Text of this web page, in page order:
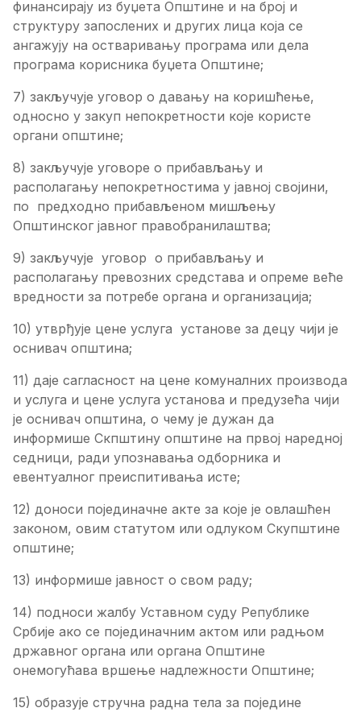
финансирају из буџета Општине и на број и
структуру запослених и других лица која се
ангажују на остваривању програма или дела
програма корисника буџета Општине;
7) закључује уговор о давању на коришћење,
односно у закуп непокретности које користе
органи општине;
8) закључује уговоре о прибављању и
располагању непокретностима у јавној својини,
по предходно прибављеном мишљењу
Општинског јавног правобранилаштва;
9) закључује уговор о прибављању и
располагању превозних средстава и опреме веће
вредности за потребе органа и организација;
10) утврђује цене услуга установе за децу чији је
оснивач општина;
11) даје сагласност на цене комуналних производа
и услуга и цене услуга установа и предузећа чији
је оснивач општина, о чему је дужан да
информише Скпштину општине на првој наредној
седници, ради упознавања одборника и
евентуалног преиспитивања исте;
12) доноси појединачне акте за које је овлашћен
законом, овим статутом или одлуком Скупштине
општине;
13) информише јавност о свом раду;
14) подноси жалбу Уставном суду Републике
Србије ако се појединачним актом или радњом
државног органа или органа Општине
онемогућава вршење надлежности Општине;
15) образује стручна радна тела за поједине